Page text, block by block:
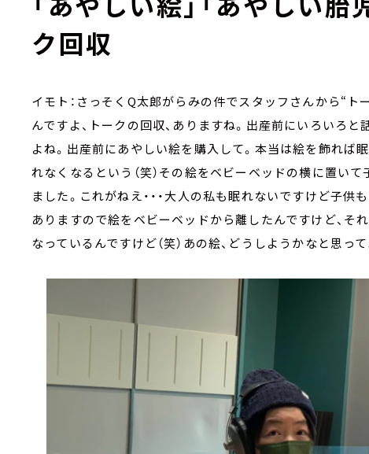
ク回収
イモト：さっそくQ太郎がらみの件でスタッフさんから“ト
んですよ、トークの回収、ありますね。出産前にいろいろ
よね。出産前にあやしい絵を購入して。本当は絵を飾れば
れなくなるという（笑）その絵をベビーベッドの横に置い
ました。これがねえ・・・大人の私も眠れないですけど子
ありますので絵をベビーベッドから離したんですけど、そ
なっているんですけど（笑）あの絵、どうしようかなと思って